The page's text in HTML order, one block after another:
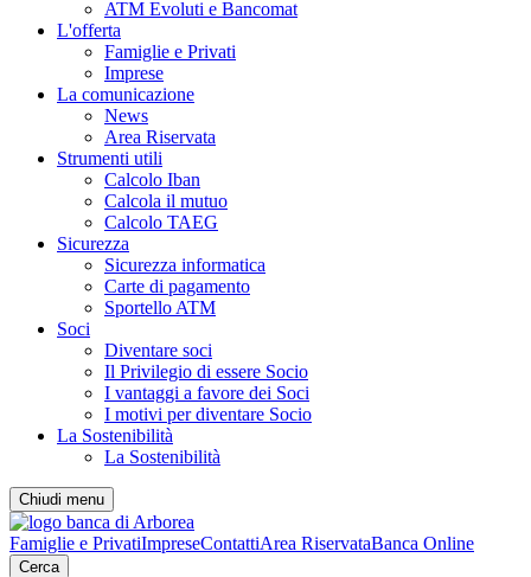
ATM Evoluti e Bancomat
L'offerta
Famiglie e Privati
Imprese
La comunicazione
News
Area Riservata
Strumenti utili
Calcolo Iban
Calcola il mutuo
Calcolo TAEG
Sicurezza
Sicurezza informatica
Carte di pagamento
Sportello ATM
Soci
Diventare soci
Il Privilegio di essere Socio
I vantaggi a favore dei Soci
I motivi per diventare Socio
La Sostenibilità
La Sostenibilità
Chiudi menu
Famiglie e PrivatiImpreseContattiArea RiservataBanca Online
Cerca